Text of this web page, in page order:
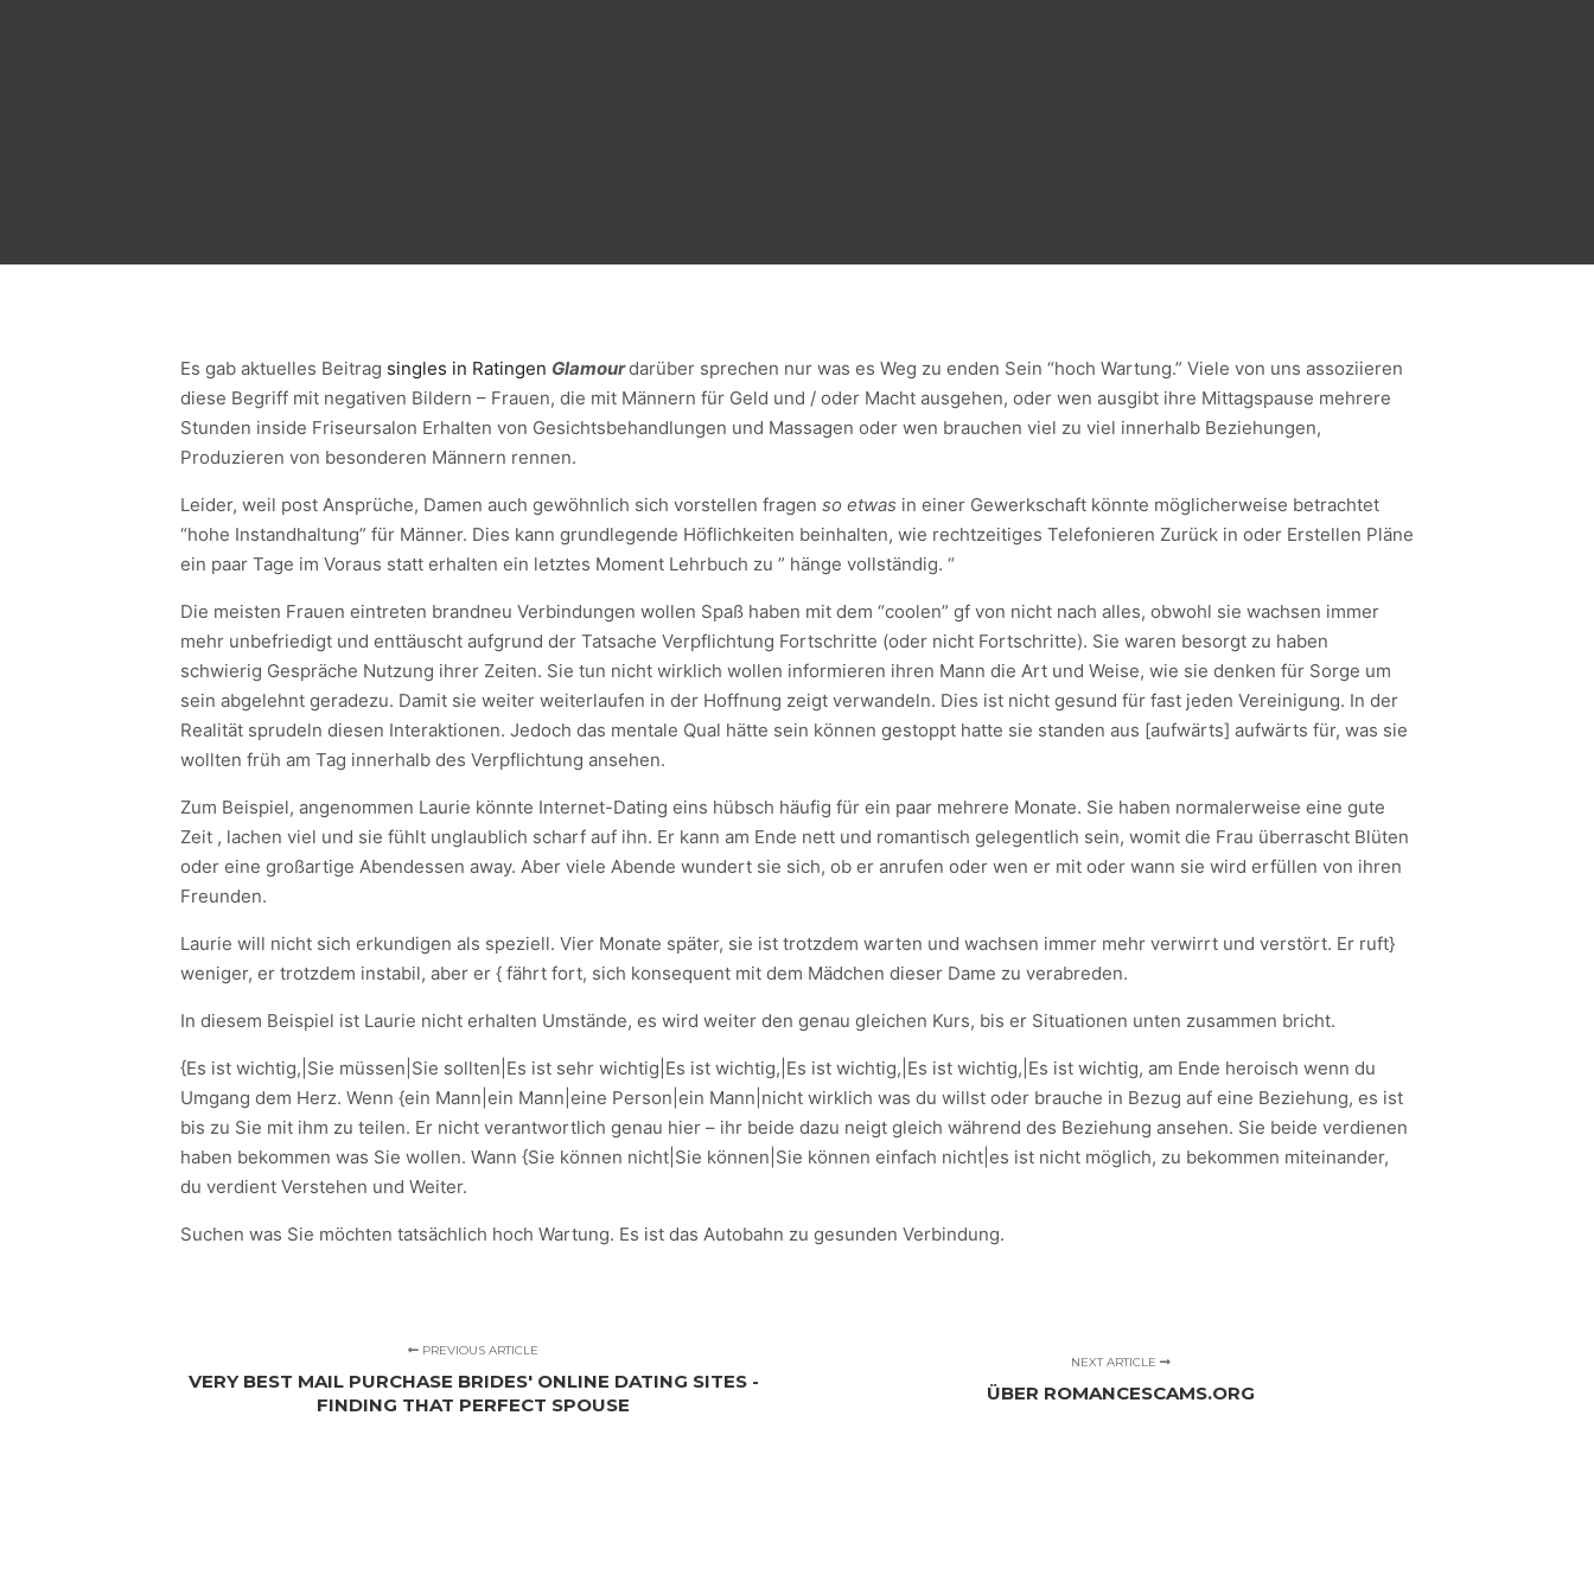
Es gab aktuelles Beitrag singles in Ratingen Glamourdarüber sprechen nur was es Weg zu enden Sein “hoch Wartung.” Viele von uns assoziieren
diese Begriff mit negativen Bildern – Frauen, die mit Männern für Geld und / oder Macht ausgehen, oder wen ausgibt ihre Mittagspause mehrere
Stunden inside Friseursalon Erhalten von Gesichtsbehandlungen und Massagen oder wen brauchen viel zu viel innerhalb Beziehungen,
Produzieren von besonderen Männern rennen.
Leider, weil post Ansprüche, Damen auch gewöhnlich sich vorstellen fragen so etwas in einer Gewerkschaft könnte möglicherweise betrachtet
“hohe Instandhaltung” für Männer. Dies kann grundlegende Höflichkeiten beinhalten, wie rechtzeitiges Telefonieren Zurück in oder Erstellen Pläne
ein paar Tage im Voraus statt erhalten ein letztes Moment Lehrbuch zu ” hänge vollständig. “
Die meisten Frauen eintreten brandneu Verbindungen wollen Spaß haben mit dem “coolen” gf von nicht nach alles, obwohl sie wachsen immer
mehr unbefriedigt und enttäuscht aufgrund der Tatsache Verpflichtung Fortschritte (oder nicht Fortschritte). Sie waren besorgt zu haben
schwierig Gespräche Nutzung ihrer Zeiten. Sie tun nicht wirklich wollen informieren ihren Mann die Art und Weise, wie sie denken für Sorge um
sein abgelehnt geradezu. Damit sie weiter weiterlaufen in der Hoffnung zeigt verwandeln. Dies ist nicht gesund für fast jeden Vereinigung. In der
Realität sprudeln diesen Interaktionen. Jedoch das mentale Qual hätte sein können gestoppt hatte sie standen aus [aufwärts] aufwärts für, was sie
wollten früh am Tag innerhalb des Verpflichtung ansehen.
Zum Beispiel, angenommen Laurie könnte Internet-Dating eins hübsch häufig für ein paar mehrere Monate. Sie haben normalerweise eine gute
Zeit , lachen viel und sie fühlt unglaublich scharf auf ihn. Er kann am Ende nett und romantisch gelegentlich sein, womit die Frau überrascht Blüten
oder eine großartige Abendessen away. Aber viele Abende wundert sie sich, ob er anrufen oder wen er mit oder wann sie wird erfüllen von ihren
Freunden.
Laurie will nicht sich erkundigen als speziell. Vier Monate später, sie ist trotzdem warten und wachsen immer mehr verwirrt und verstört. Er ruft}
weniger, er trotzdem instabil, aber er { fährt fort, sich konsequent mit dem Mädchen dieser Dame zu verabreden.
In diesem Beispiel ist Laurie nicht erhalten Umstände, es wird weiter den genau gleichen Kurs, bis er Situationen unten zusammen bricht.
{Es ist wichtig,|Sie müssen|Sie sollten|Es ist sehr wichtig|Es ist wichtig,|Es ist wichtig,|Es ist wichtig,|Es ist wichtig, am Ende heroisch wenn du
Umgang dem Herz. Wenn {ein Mann|ein Mann|eine Person|ein Mann|nicht wirklich was du willst oder brauche in Bezug auf eine Beziehung, es ist
bis zu Sie mit ihm zu teilen. Er nicht verantwortlich genau hier – ihr beide dazu neigt gleich während des Beziehung ansehen. Sie beide verdienen
haben bekommen was Sie wollen. Wann {Sie können nicht|Sie können|Sie können einfach nicht|es ist nicht möglich, zu bekommen miteinander,
du verdient Verstehen und Weiter.
Suchen was Sie möchten tatsächlich hoch Wartung. Es ist das Autobahn zu gesunden Verbindung.
PREVIOUS ARTICLE
VERY BEST MAIL PURCHASE BRIDES' ONLINE DATING SITES -
FINDING THAT PERFECT SPOUSE
NEXT ARTICLE
ÜBER ROMANCESCAMS.ORG